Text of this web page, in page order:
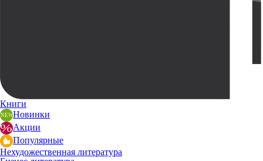
Книги
Новинки
Акции
Популярные
Нехудожественная литература